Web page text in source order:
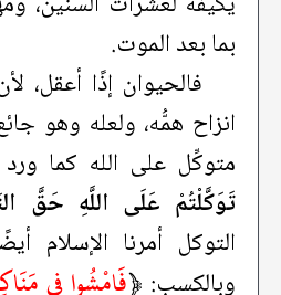
بما بعد الموت.
فالحيوان إذًا أعقل،
انزاح همُّه، ولعله وهو
متوكِّل على الله كما
تَوَكَّلْتُمْ عَلَى اللَّهِ حَقَّ
التوكل أمرنا الإسلام
وبالكسب: ﴿فَامْشُوا فِي